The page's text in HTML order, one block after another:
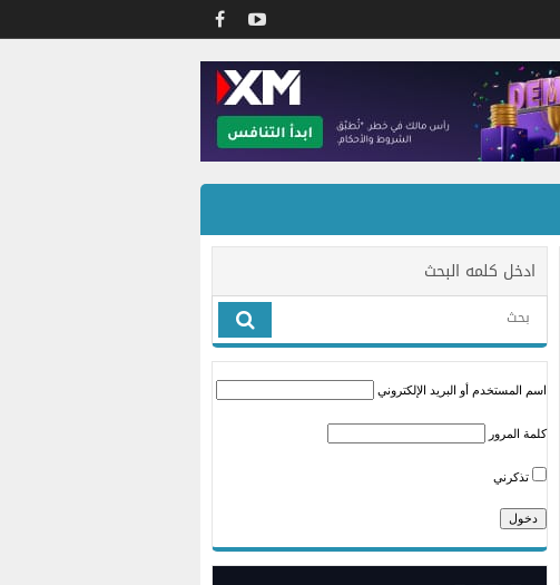
ادخل كلمه البحث
اسم المستخدم أو البريد الإلكتروني
كلمة المرور
تذكرني